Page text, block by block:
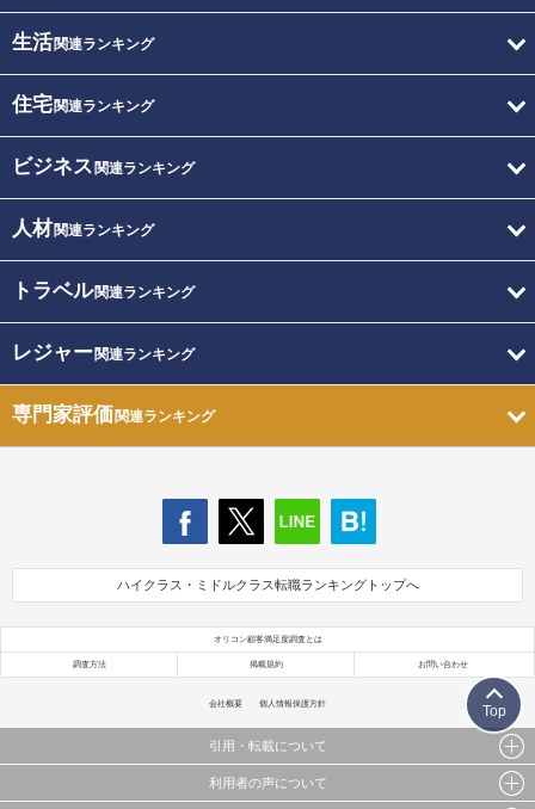
生活関連ランキング
住宅関連ランキング
ビジネス 関連ランキング
人材関連ランキング
トラベル関連ランキング
レジャー関連ランキング
専門家評価関連ランキング
ハイクラス・ミドルクラス転職ランキングトップへ
オリコン顧客満足度調査とは
調査方法 掲載規約 お問い合わせ
会社概要 個人情報保護方針
引用・転載について
当サイトで公開されている情報（文字、写真、イラスト、画像データ等）及びこれらの配置・
利用者の声について
Top